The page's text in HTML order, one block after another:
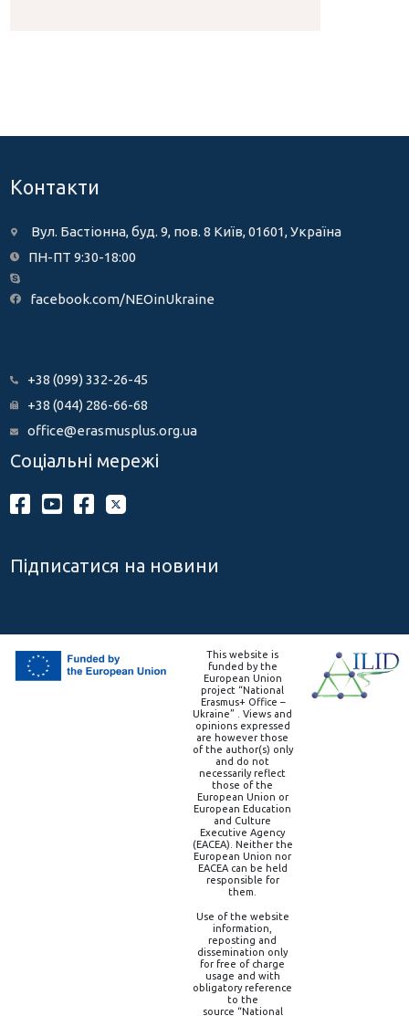
Контакти
Вул. Бастіонна, буд. 9, пов. 8 Київ, 01601, Україна
ПН-ПТ 9:30-18:00
facebook.com/NEOinUkraine
+38 (099) 332-26-45
+38 (044) 286-66-68
office@erasmusplus.org.ua
Соціальні мережі
Підписатися на новини
This website is
funded by the
European Union
project “National
Erasmus+ Office –
Ukraine” . Views and
opinions expressed
are however those
of the author(s) only
and do not
necessarily reflect
those of the
European Union or
European Education
and Culture
Executive Agency
(EACEA). Neither the
European Union nor
EACEA can be held
responsible for
them.
Use of the website
information,
reposting and
dissemination only
for free of charge
usage and with
obligatory reference
to the
source “National